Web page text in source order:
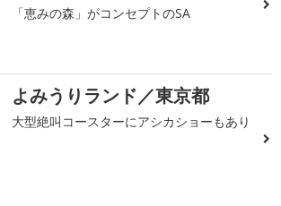
「恵みの森」がコンセプトのSA
よみうりランド／東京都
大型絶叫コースターにアシカショーもあり